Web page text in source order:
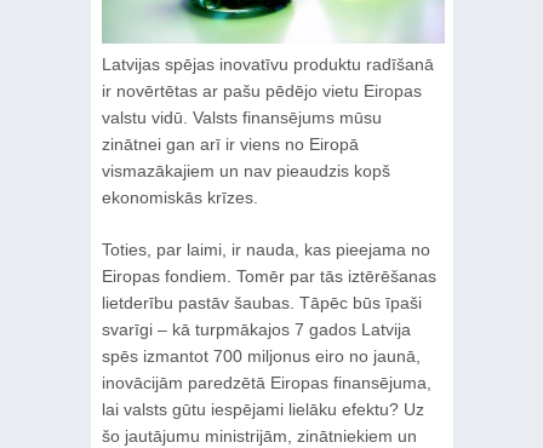
Latvijas spējas inovatīvu produktu radīšanā
ir novērtētas ar pašu pēdējo vietu Eiropas
valstu vidū. Valsts finansējums mūsu
zinātnei gan arī ir viens no Eiropā
vismazākajiem un nav pieaudzis kopš
ekonomiskās krīzes.
Toties, par laimi, ir nauda, kas pieejama no
Eiropas fondiem. Tomēr par tās iztērēšanas
lietderību pastāv šaubas. Tāpēc būs īpaši
svarīgi – kā turpmākajos 7 gados Latvija
spēs izmantot 700 miljonus eiro no jaunā,
inovācijām paredzētā Eiropas finansējuma,
lai valsts gūtu iespējami lielāku efektu? Uz
šo jautājumu ministrijām, zinātniekiem un